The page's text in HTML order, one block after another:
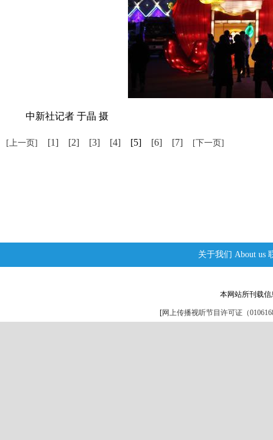
中新社记者 于晶 摄
[上一页] [1] [2] [3] [4] [5] [6] [7] [下一页]
关于我们 About us
本网站所刊载
[网上传播视听节目许可证（